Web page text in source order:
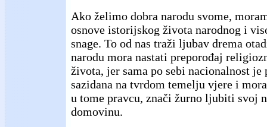
Ako želimo dobra narodu svome,
osnove istorijskog života narodnog i
snage. To od nas traži ljubav drema
narodu mora nastati preporođaj
života, jer sama po sebi nacionalnost je
sazidana na tvrdom temelju vjere i
u tome pravcu, znači žurno ljubiti svoj
domovinu.